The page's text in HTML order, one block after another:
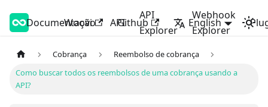
Woovi Developers
Documentação API
API
Explorer
Webhook
Explorer
Woovi Github English
Cobrança
Reembolso de cobrança
Como buscar todos os reembolsos de uma cobrança usando a
API?